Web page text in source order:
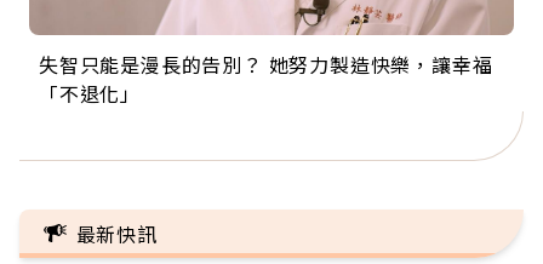
失智只能是漫長的告別？ 她努力製造快樂，讓幸福
「不退化」
來自剛果的巧克力神父 為台灣奉獻36年 「台灣是我
的家，我連作夢都講台語！」
63歲卸矽谷副總、搬回台灣找快樂！「蛋黃哥小
丑」走進安養院，逗樂上萬爺奶：退休後才開始真
104歲打破金氏世界紀錄 成為全球最年長羽球選
手，分享長壽的秘密原來是「這個」
事業巔峰他選擇追夢…黑手阿伯拉小提琴還登上小
巨蛋！連CNN都大讚！
最新快訊